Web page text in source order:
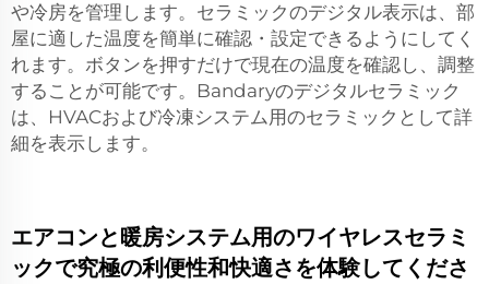
や冷房を管理します。セラミックのデジタル表示は、部
屋に適した温度を簡単に確認・設定できるようにしてく
れます。ボタンを押すだけで現在の温度を確認し、調整
することが可能です。Bandaryのデジタルセラミック
は、HVACおよび冷凍システム用のセラミックとして詳
細を表示します。
エアコンと暖房システム用のワイヤレスセラミ
ックで究極の利便性和快適さを体験してくださ